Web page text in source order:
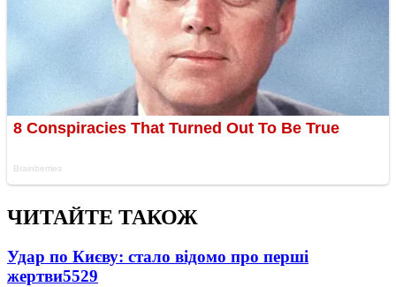
ЧИТАЙТЕ ТАКОЖ
Удар по Києву: стало відомо про перші
жертви5529